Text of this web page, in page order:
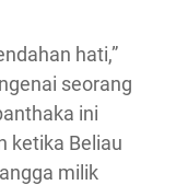
hati,”
seorang
ini
ketika Beliau
milik